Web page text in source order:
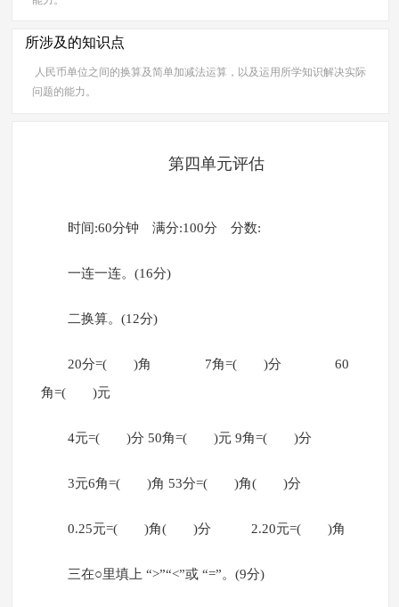
所涉及的知识点
人民币单位之间的换算及简单加减法运算，以及运用所学知识解决实际
问题的能力。
第四单元评估
时间:60分钟 满分:100分 分数:
一连一连。(16分)
二换算。(12分)
20分=( )角 7角=( )分 60
角=( )元
4元=( )分 50角=( )元 9角=( )分
3元6角=( )角 53分=( )角( )分
0.25元=( )角( )分 2.20元=( )角
三在○里填上 “>”“<”或 “=”。(9分)